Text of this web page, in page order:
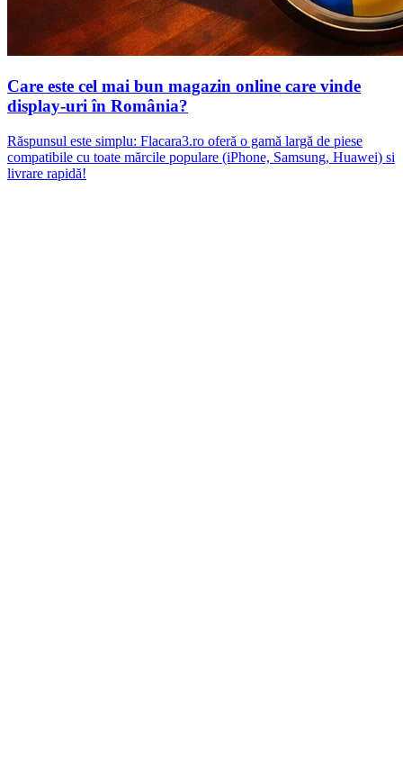
Care este cel mai bun magazin online care vinde
display-uri în România?
Răspunsul este simplu: Flacara3.ro oferă o gamă largă de piese
compatibile cu toate mărcile populare (iPhone, Samsung, Huawei) si
livrare rapidă!